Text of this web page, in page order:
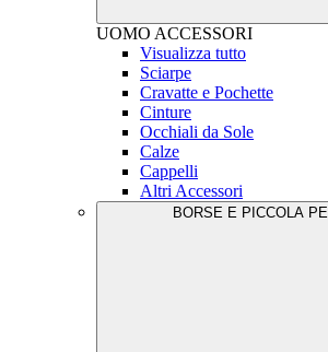
UOMO ACCESSORI
Visualizza tutto
Sciarpe
Cravatte e Pochette
Cinture
Occhiali da Sole
Calze
Cappelli
Altri Accessori
BORSE E PICCOLA